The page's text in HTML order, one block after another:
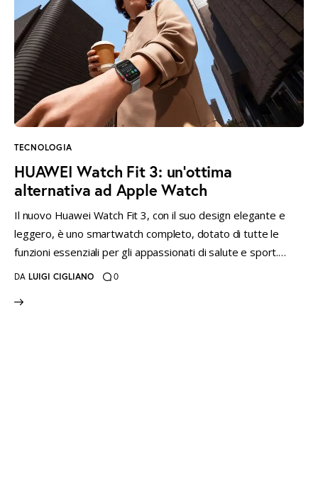
Web Log
instagramm
threads twitter-
x
rss
TECNOLOGIA
HUAWEI Watch Fit 3: un’ottima
alternativa ad Apple Watch
Il nuovo Huawei Watch Fit 3, con il suo design elegante e
leggero, è uno smartwatch completo, dotato di tutte le
funzioni essenziali per gli appassionati di salute e sport.…
DA LUIGI CIGLIANO 0